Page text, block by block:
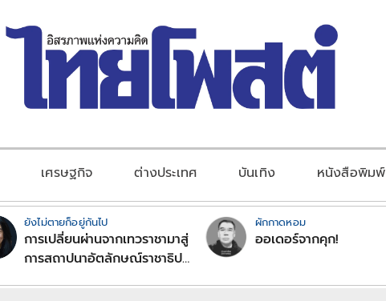
เศรษฐกิจ ต่างประเทศ บันเทิง หนังสือพิมพ์
ยังไม่ตายก็อยู่กันไป
การเปลี่ยนผ่านจากเทวราชามาสู่
การสถาปนาอัตลักษณ์ราชาธิป
ผักกาดหอม
ออเดอร์จากคุก!